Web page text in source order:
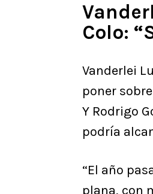
Colo:
Vanderlei
poner
Y Rodrigo
podría
“El año
plana, con